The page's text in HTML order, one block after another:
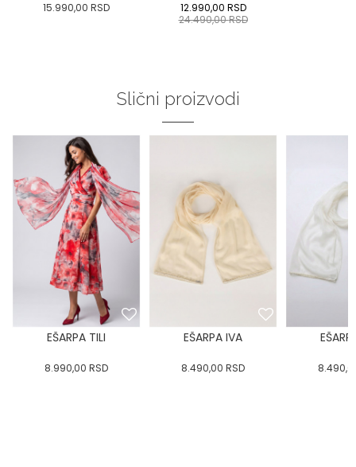
15.990,00 RSD 12.990,00 RSD
24.490,00RSD
Slični proizvodi
EŠARPA TILI
8.990,00 RSD
EŠARPA IVA
8.490,00 RSD